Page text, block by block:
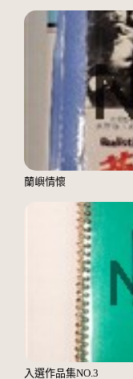
蘭嶼情懷
入選作品集NO.3